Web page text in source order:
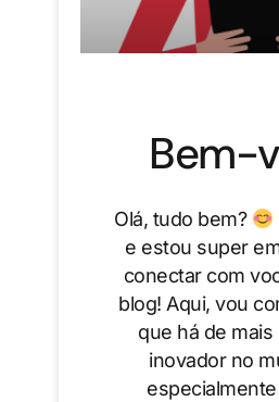
Bem-
Olá, tudo bem?
e estou super
conectar com
blog! Aqui, vou
que há de
inovador no